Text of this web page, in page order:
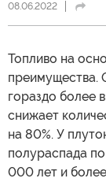
08.06.2022
Топливо на
преимущества.
гораздо более
снижает
на 80%. У
полураспада
000 лет и